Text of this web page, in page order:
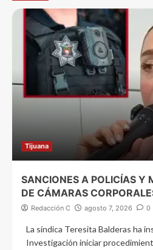
Tijuana
SANCIONES A POLICÍAS Y
DE CÁMARAS
Redacción C agosto 7, 2026 0
La síndica Teresita Balderas ha
Investigación iniciar